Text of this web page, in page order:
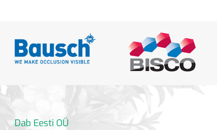
Dab Eesti OÜ